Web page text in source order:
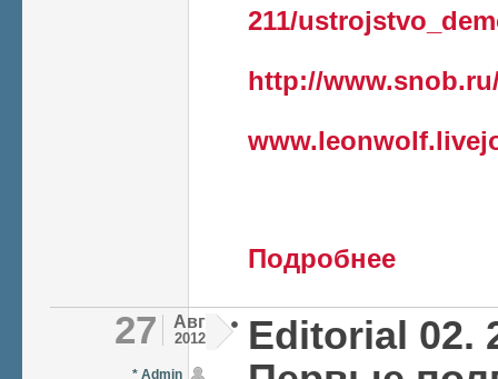
211/
http://
Подробнее
27 Авг
2012
* Admin
Editorial 02.